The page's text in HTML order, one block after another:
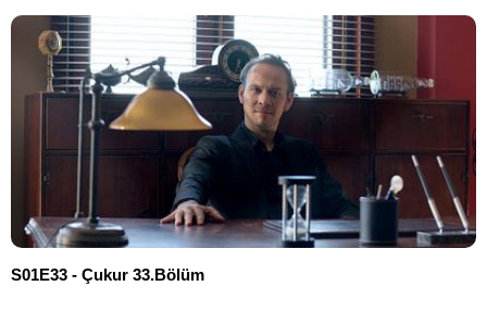
S01E33 - Çukur 33.Bölüm